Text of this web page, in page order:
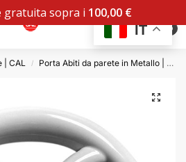
0
| CAL / Porta Abiti da parete in Metallo | CAL
IT
gratuita sopra i 100,00 €